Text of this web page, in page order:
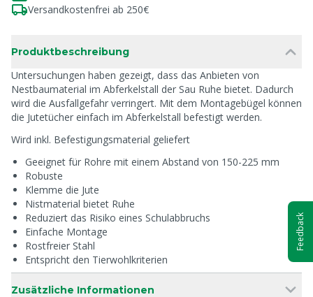
Versandkostenfrei ab 250€
Produktbeschreibung
Untersuchungen haben gezeigt, dass das Anbieten von
Nestbaumaterial im Abferkelstall der Sau Ruhe bietet. Dadurch
wird die Ausfallgefahr verringert. Mit dem Montagebügel können
die Jutetücher einfach im Abferkelstall befestigt werden.
Wird inkl. Befestigungsmaterial geliefert
Geeignet für Rohre mit einem Abstand von 150-225 mm
Robuste
Klemme die Jute
Nistmaterial bietet Ruhe
Reduziert das Risiko eines Schulabbruchs
Einfache Montage
Rostfreier Stahl
Entspricht den Tierwohlkriterien
Zusätzliche Informationen
Feedback